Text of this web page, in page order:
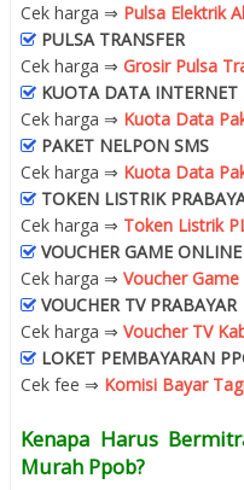
Cek harga ⇒ Pulsa Elektrik
PULSA TRANSFER
Cek harga ⇒ Grosir Pulsa
KUOTA DATA INTERNET
Cek harga ⇒ Kuota Data
PAKET NELPON SMS
Cek harga ⇒ Kuota Data
TOKEN LISTRIK
Cek harga ⇒ Token Listrik
VOUCHER GAME ONLINE
Cek harga ⇒ Voucher
VOUCHER TV PRABAYAR
Cek harga ⇒ Voucher TV
LOKET PEMBAYARAN
Cek fee ⇒ Komisi Bayar
Kenapa Harus
Murah Ppob?